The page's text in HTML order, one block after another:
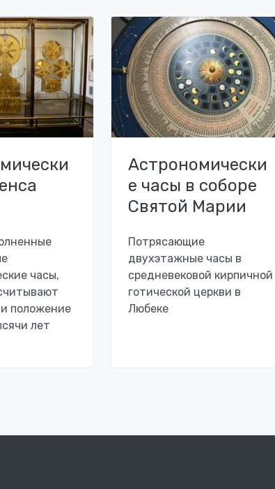
часы,
положение
лет
Астрономически
е часы в соборе
Святой Марии
Потрясающие
двухэтажные часы в
средневековой кирпичной
готической церкви в
Любеке